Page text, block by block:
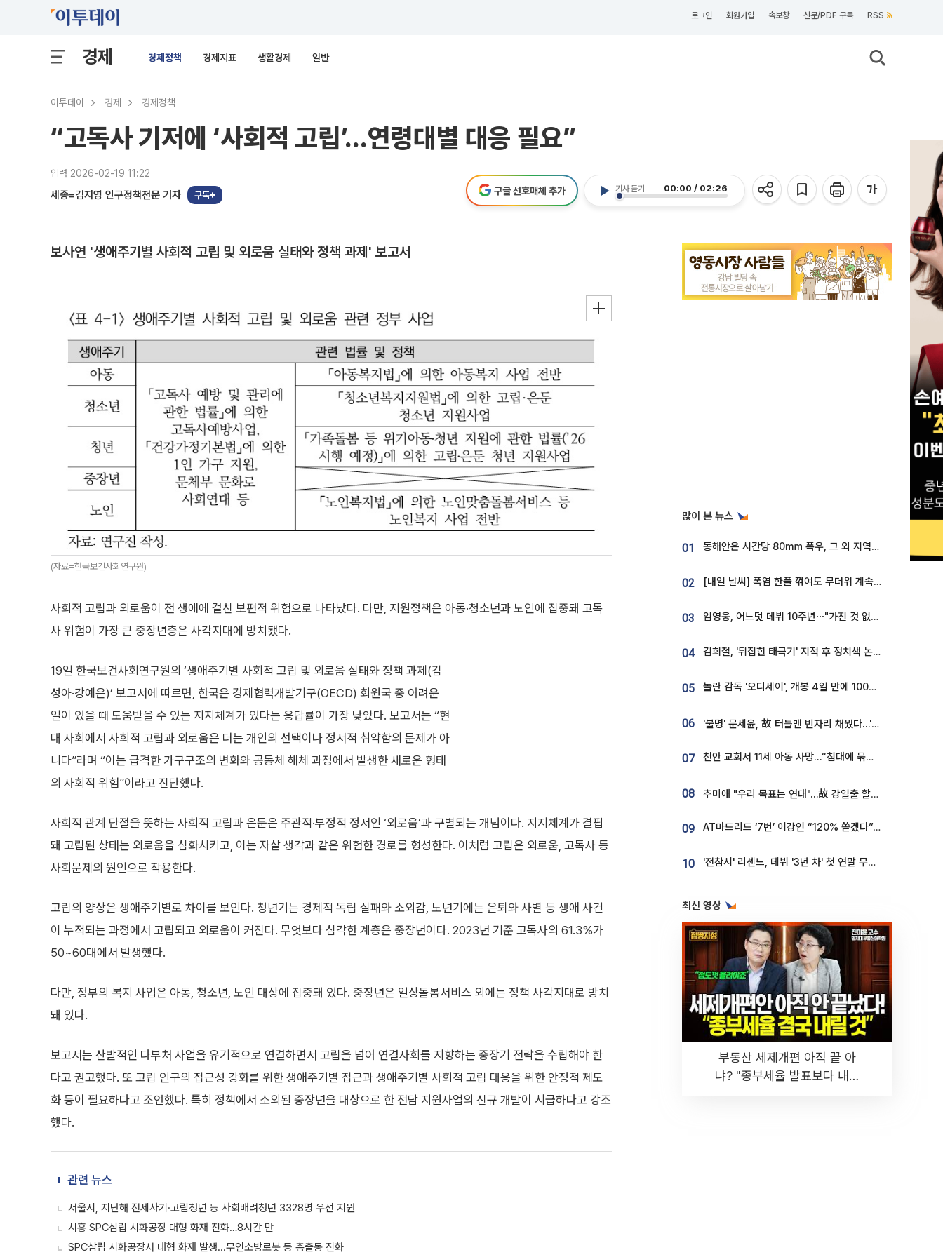
로그인 회원가입 속보창 신문/PDF 구독 RSS
경제 경제정책 경제지표 생활경제 일반
이투데이 경제 경제정책
“고독사 기저에 ‘사회적 고립’…연령대별 대응 필요”
입력 2026-02-19 11:22
세종=김지영 인구정책전문 기자 구독
기사 듣기 00:00 / 02:26
구글 선호매체 추가
보사연 '생애주기별 사회적 고립 및 외로움 실태와 정책 과제' 보고서
(자료=한국보건사회연구원)
사회적 고립과 외로움이 전 생애에 걸친 보편적 위험으로 나타났다. 다만, 지원정책은 아동·청소년과 노인에 집중돼 고독
사 위험이 가장 큰 중장년층은 사각지대에 방치됐다.
19일 한국보건사회연구원의 ‘생애주기별 사회적 고립 및 외로움 실태와 정책 과제(김
성아·강예은)’ 보고서에 따르면, 한국은 경제협력개발기구(OECD) 회원국 중 어려운
일이 있을 때 도움받을 수 있는 지지체계가 있다는 응답률이 가장 낮았다. 보고서는 “현
대 사회에서 사회적 고립과 외로움은 더는 개인의 선택이나 정서적 취약함의 문제가 아
니다”라며 “이는 급격한 가구구조의 변화와 공동체 해체 과정에서 발생한 새로운 형태
의 사회적 위험”이라고 진단했다.
사회적 관계 단절을 뜻하는 사회적 고립과 은둔은 주관적·부정적 정서인 ‘외로움’과 구별되는 개념이다. 지지체계가 결핍
돼 고립된 상태는 외로움을 심화시키고, 이는 자살 생각과 같은 위험한 경로를 형성한다. 이처럼 고립은 외로움, 고독사 등
사회문제의 원인으로 작용한다.
고립의 양상은 생애주기별로 차이를 보인다. 청년기는 경제적 독립 실패와 소외감, 노년기에는 은퇴와 사별 등 생애 사건
이 누적되는 과정에서 고립되고 외로움이 커진다. 무엇보다 심각한 계층은 중장년이다. 2023년 기준 고독사의 61.3%가
50~60대에서 발생했다.
다만, 정부의 복지 사업은 아동, 청소년, 노인 대상에 집중돼 있다. 중장년은 일상돌봄서비스 외에는 정책 사각지대로 방치
돼 있다.
보고서는 산발적인 다부처 사업을 유기적으로 연결하면서 고립을 넘어 연결사회를 지향하는 중장기 전략을 수립해야 한
다고 권고했다. 또 고립 인구의 접근성 강화를 위한 생애주기별 접근과 생애주기별 사회적 고립 대응을 위한 안정적 제도
화 등이 필요하다고 조언했다. 특히 정책에서 소외된 중장년을 대상으로 한 전담 지원사업의 신규 개발이 시급하다고 강조
했다.
관련 뉴스
서울시, 지난해 전세사기·고립청년 등 사회배려청년 3328명 우선 지원
시흥 SPC삼립 시화공장 대형 화재 진화…8시간 만
SPC삼립 시화공장서 대형 화재 발생...무인소방로봇 등 총출동 진화
많이 본 뉴스
01 동해안은 시간당 80㎜ 폭우, 그 외 지역은 폭염…‘극과 극 날씨’
02 [내일 날씨] 폭염 한풀 꺾여도 무더위 계속⋯동해안 이틀 연속 비
03 임영웅, 어느덧 데뷔 10주년⋯"가진 것 없던 시절, 내 앞엔 20명의 팬뿐"
04 김희철, '뒤집힌 태극기' 지적 후 정치색 논란…"좌우 떠나 우리나라 국기"
05 놀란 감독 '오디세이', 개봉 4일 만에 100만 돌파⋯'왕사남' 보다 빠르다
06 '불명' 문세윤, 故 터틀맨 빈자리 채웠다…'거북이' 눈물의 최종 우승
07 천안 교회서 11세 아동 사망…“침대에 묶여 있었다” 진술 확보
08 추미애 "우리 목표는 연대"…故 강일출 할머니 흉상 제막
09 AT마드리드 ‘7번’ 이강인 “120% 쏟겠다”⋯시메오네 감독 “필요한 선수”
10 '전참시' 리센느, 데뷔 '3년 차' 첫 연말 무대 오른다⋯"그동안 섭외 안 와"
최신 영상
부동산 세제개편 아직 끝 아
냐? "종부세율 발표보다 내릴